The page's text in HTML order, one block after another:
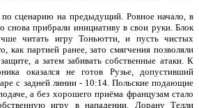
сценарию на предыдущий. Ровное начало, в
снова прибрали инициативу в свои руки. Блок
читать игру Тоньютти, и пусть чистых
как партией ранее, зато смягчения позволяли
а затем забивать собственные атаки. К
оказался не готов Рузье, допустивший
с задней линии - 10:14. Польские подающие
а без хорошего приёма французам стало
игру в нападении. Лорану Телли